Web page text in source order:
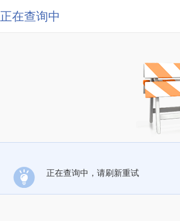
正在查询中
正在查询中，请刷新重试